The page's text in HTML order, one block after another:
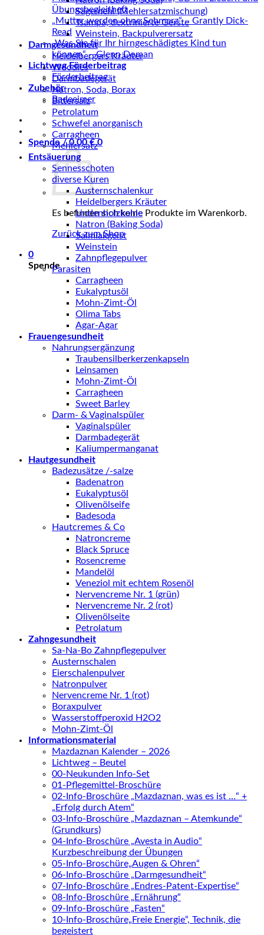
Übungsbegleitheft
„Mutter werden ohne Schmerz“ – Grantly Dick-
Read
„Was Sie für Ihr hirngeschädigtes Kind tun
können“ – Glenn Doman
Lichtweg Förderbeitrag
Förderbeitrag
Zubehör
Badeeimer
Spende /0,00€ 0
Es befinden sich keine Produkte im Warenkorb.
Zurück zum Shop
0
Spende
Sägemehl (Mehlersatzmischung)
Tsampa, dextrinierte Gerste
Weinstein, Backpulverersatz
Darmgesundheit
Heidelbergers Kräuter
Woodies
Darmbadegerät
Natron, Soda, Borax
Bittersalz
Petrolatum
Schwefel anorganisch
Carragheen
Mehlersatz
Entsäuerung
Sennesschoten
diverse Kuren
Austernschalenkur
Heidelbergers Kräuter
Lindenholzkohle
Natron (Baking Soda)
Salmiakgeist
Weinstein
Zahnpflegepulver
Parasiten
Carragheen
Eukalyptusöl
Mohn-Zimt-Öl
Olima Tabs
Agar-Agar
Frauengesundheit
Nahrungsergänzung
Traubensilberkerzenkapseln
Leinsamen
Mohn-Zimt-Öl
Carragheen
Sweet Barley
Darm- & Vaginalspüler
Vaginalspüler
Darmbadegerät
Kaliumpermanganat
Hautgesundheit
Badezusätze /-salze
Badenatron
Eukalyptusöl
Olivenölseife
Badesoda
Hautcremes & Co
Natroncreme
Black Spruce
Rosencreme
Mandelöl
Veneziol mit echtem Rosenöl
Nervencreme Nr. 1 (grün)
Nervencreme Nr. 2 (rot)
Olivenölseite
Petrolatum
Zahngesundheit
Sa-Na-Bo Zahnpflegepulver
Austernschalen
Eierschalenpulver
Natronpulver
Nervencreme Nr. 1 (rot)
Boraxpulver
Wasserstoffperoxid H2O2
Mohn-Zimt-Öl
Informationsmaterial
Mazdaznan Kalender – 2026
Lichtweg – Beutel
00-Neukunden Info-Set
01-Pflegemittel-Broschüre
02-Info-Broschüre „Mazdaznan, was es ist …“ +
„Erfolg durch Atem“
03-Info-Broschüre „Mazdaznan – Atemkunde“
(Grundkurs)
04-Info-Broschüre „Avesta in Audio“
Kurzbeschreibung der Übungen
05-Info-Broschüre„Augen & Ohren“
06-Info-Broschüre „Darmgesundheit“
07-Info-Broschüre „Endres-Patent-Expertise“
08-Info-Broschüre „Ernährung“
09-Info-Broschüre „Fasten“
10-Info-Broschüre„Freie Energie“, Technik, die
begeistert